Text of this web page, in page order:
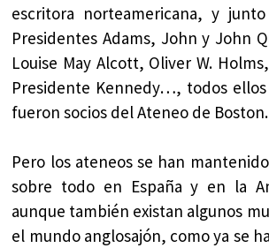
escritora norteamericana, y
Presidentes Adams, John y John
Louise May Alcott, Oliver W.
Presidente Kennedy…, todos
fueron socios del Ateneo de Boston.
Pero los ateneos se han
sobre todo en España y en la
aunque también existan algunos
el mundo anglosajón, como ya se